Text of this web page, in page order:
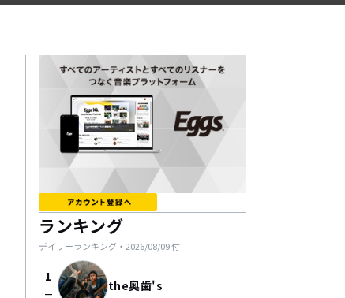
ランキング
デイリーランキング・ 2026/08/09付
1
the奥歯's